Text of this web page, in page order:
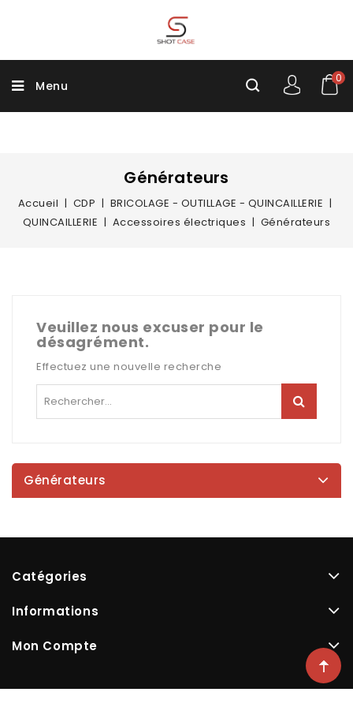
Menu
0
Générateurs
Accueil CDP
BRICOLAGE - OUTILLAGE - QUINCAILLERIE
QUINCAILLERIE
Accessoires électriques Générateurs
Veuillez nous excuser pour le
désagrément.
Effectuez une nouvelle recherche
Générateurs
Catégories
Informations
Mon Compte